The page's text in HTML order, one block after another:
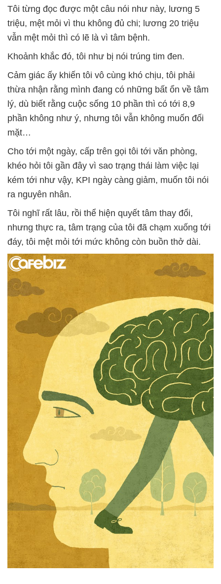
Tôi từng đọc được một câu nói như này, lương 5
triệu, mệt mỏi vì thu không đủ chi; lương 20 triệu
vẫn mệt mỏi thì có lẽ là vì tâm bệnh.
Khoảnh khắc đó, tôi như bị nói trúng tim đen.
Cảm giác ấy khiến tôi vô cùng khó chịu, tôi phải
thừa nhận rằng mình đang có những bất ổn về tâm
lý, dù biết rằng cuộc sống 10 phần thì có tới 8,9
phần không như ý, nhưng tôi vẫn không muốn đối
mặt…
Cho tới một ngày, cấp trên gọi tôi tới văn phòng,
khéo hỏi tôi gần đây vì sao trạng thái làm việc lại
kém tới như vậy, KPI ngày càng giảm, muốn tôi nói
ra nguyên nhân.
Tôi nghĩ rất lâu, rồi thể hiện quyết tâm thay đổi,
nhưng thực ra, tâm trạng của tôi đã chạm xuống tới
đáy, tôi mệt mỏi tới mức không còn buồn thở dài.